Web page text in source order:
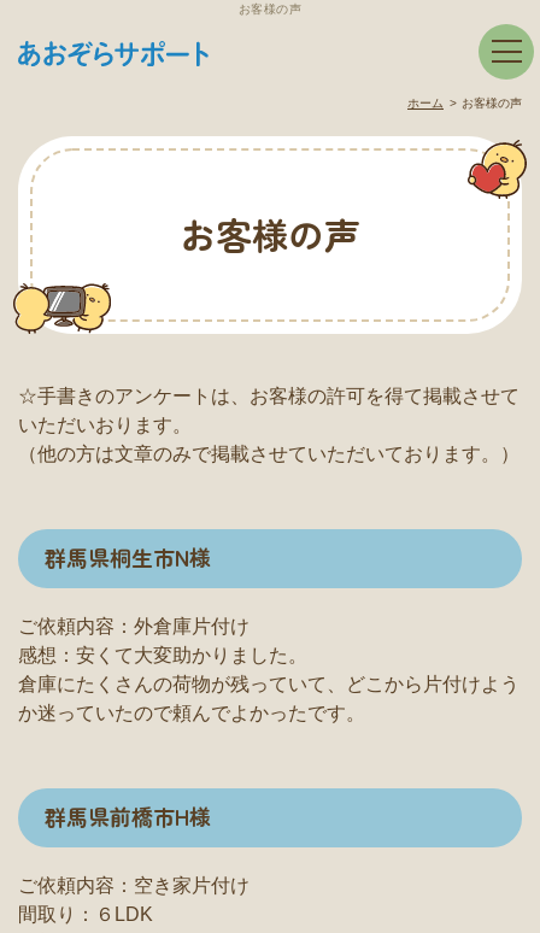
お客様の声
ホーム お客様の声
お客様の声
☆手書きのアンケートは、お客様の許可を得て掲載させて
いただいおります。
（他の方は文章のみで掲載させていただいております。）
群馬県桐生市N様
ご依頼内容：外倉庫片付け
感想：安くて大変助かりました。
倉庫にたくさんの荷物が残っていて、どこから片付けよう
か迷っていたので頼んでよかったです。
群馬県前橋市H様
ご依頼内容：空き家片付け
間取り：６LDK